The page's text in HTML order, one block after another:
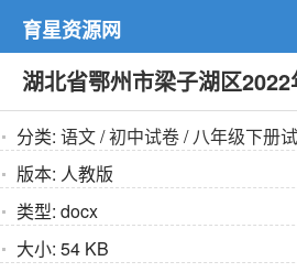
育星资源网
湖北省鄂州市梁子湖区
分类: 语文/初中试卷/八年级下册
版本: 人教版
类型: docx
大小: 54 KB